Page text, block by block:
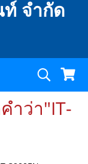
จำกัด
ำว่า"IT-